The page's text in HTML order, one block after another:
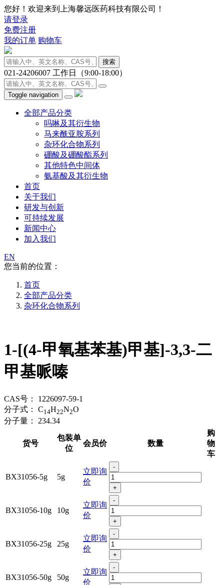
您好！欢迎来到上海馨远医药科技有限公司！
请登录
免费注册
我的订单 购物车
搜索
021-24206007 工作日（9:00-18:00）
Toggle navigation
全部产品分类
吗啉及其衍生物
马来酰亚胺系列
杂环化合物系列
硼酸及硼酸酯系列
其他特色中间体
氨基酸及其衍生物
首页
关于我们
研发与创新
可持续发展
新闻中心
加入我们
EN
您当前的位置：
首页
全部产品分类
杂环化合物系列
1-[(4-甲氧基苯基)甲基]-3,3-二
甲基哌嗪
CAS号：
1226097-59-1
分子式：
C14H22N2O
分子量：
234.34
货号
包装单
位
会员价 数量
购
物
车
BX31056-5g 5g
立即询
价
-
+
BX31056-10g 10g
立即询
价
-
+
BX31056-25g 25g
立即询
价
-
+
BX31056-50g 50g
立即询
价
-